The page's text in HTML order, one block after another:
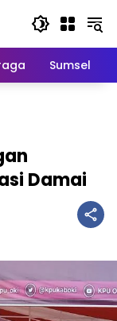
Sumsel
Damai